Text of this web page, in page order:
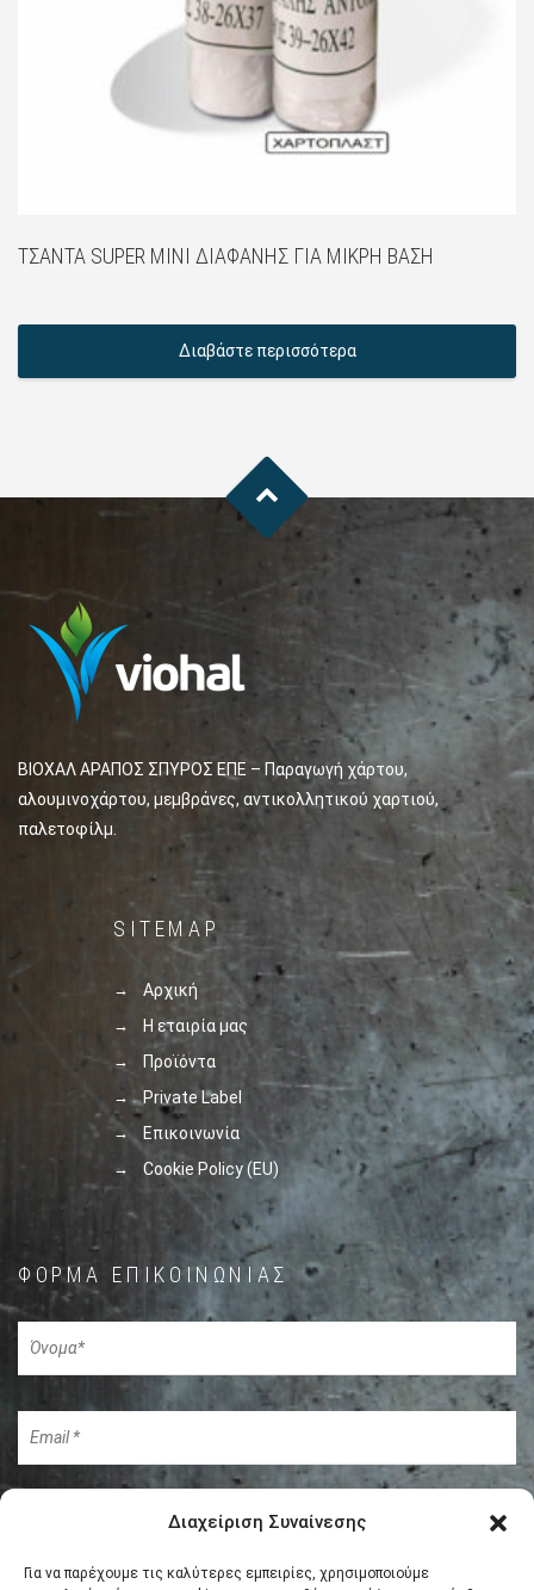
Διαχείριση Συναίνεσης
Για να παρέχουμε τις καλύτερες εμπειρίες, χρησιμοποιούμε
ΤΣΆΝΤΑ SUPER MINI ΔΙΑΦΑΝΉΣ ΓΙΑ ΜΙΚΡΉ ΒΆΣΗ
Διαβάστε περισσότερα
ΒΙΟΧΑΛ ΑΡΑΠΟΣ ΣΠΥΡΟΣ ΕΠΕ – Παραγωγή χάρτου,
αλουμινοχάρτου, μεμβράνες, αντικολλητικού χαρτιού,
παλετοφίλμ.
SITEMAP
Αρχική
Η εταιρία μας
Προϊόντα
Private Label
Επικοινωνία
Cookie Policy (EU)
ΦΌΡΜΑ ΕΠΙΚΟΙΝΩΝΊΑΣ